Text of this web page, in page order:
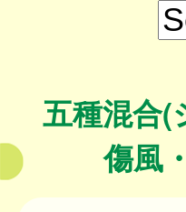
五種混合(
傷風